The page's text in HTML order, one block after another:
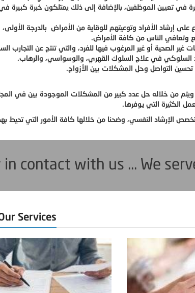
في تعيين الموظفين، بالإضافة إلى ذلك يمتلكون خبرة كبيرة
إرشاد الأفراد وتوعيتهم للوقاية من الأمراض بالدرجة
وتعافي الناس من كافة الأمراض.
الصحية أو غير المرغوب فيها للفرد، والتي تنتج عن التجارب
السلوكي في علاج السلوك القهري، والوسواسي، والرهاب.
التواصل وحل المشكلات بين الأزواج.
من خلاله حل عدد كبير من المشكلات الموجودة بين في
الكثيرة التي يوفرها.
الإرشاد النفسي، وضحنا من خلالها كافة الأمور التي تحيط
in contact with us ... We
Services